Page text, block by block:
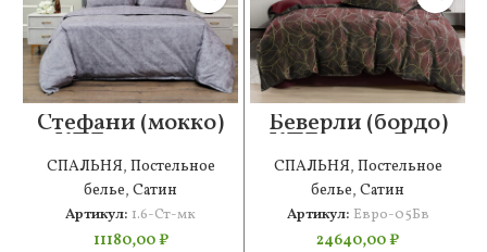
Стефани (мокко)
КПБ сатин 1.6
СПАЛЬНЯ, Постельное
белье, Сатин
Артикул: 1.6-Ст-мк
11180,00₽
Беверли (бордо)
КПБ сатин Евро
4н
СПАЛЬНЯ, Постельное
белье, Сатин
Артикул: Евро-05Бв
24640,00₽